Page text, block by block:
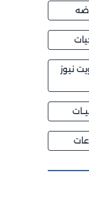
نيوز